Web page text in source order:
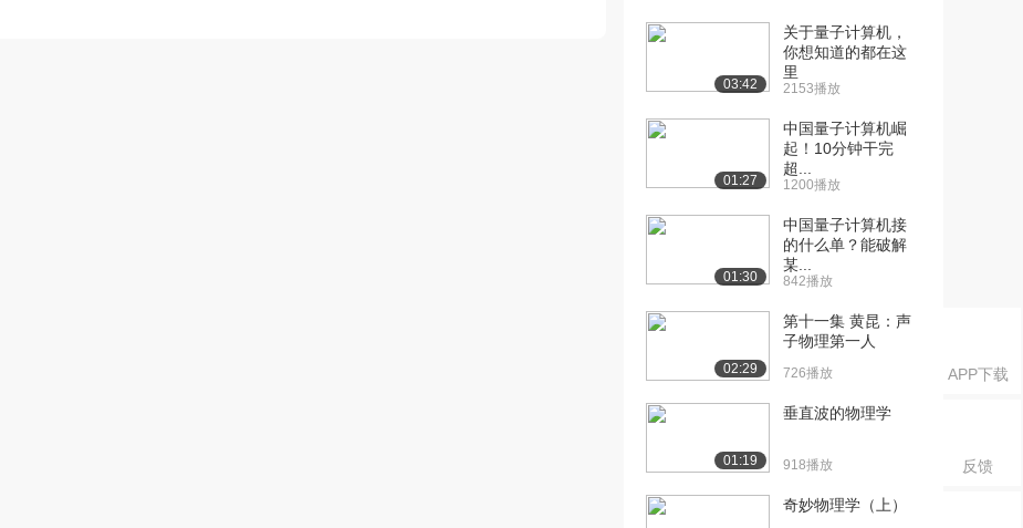
APP下载
反馈
03:42
关于量子计算机，
你想知道的都在这
里
2153播放
01:27
中国量子计算机崛
起！10分钟干完
超...
1200播放
01:30
中国量子计算机接
的什么单？能破解
某...
842播放
02:29
第十一集 黄昆：声
子物理第一人
726播放
01:19
垂直波的物理学
918播放
奇妙物理学（上）